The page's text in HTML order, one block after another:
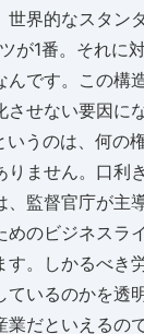
世界的なスタン
が1番。それに
んです。この構
せない要因に
うのは、何の
りません。口利
、監督官庁が主
めのビジネスラ
す。しかるべき
ているのかを透
業だといえるの